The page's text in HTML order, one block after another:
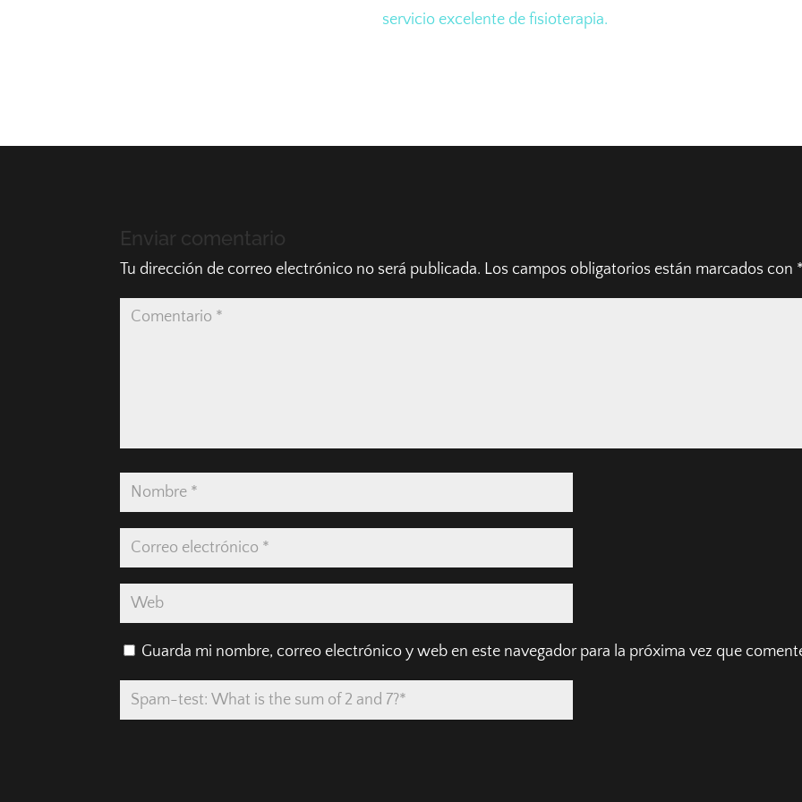
servicio excelente de fisioterapia.
Enviar comentario
Tu dirección de correo electrónico no será publicada. Los campos obligatorios están marcados con
Guarda mi nombre, correo electrónico y web en este navegador para la próxima vez que